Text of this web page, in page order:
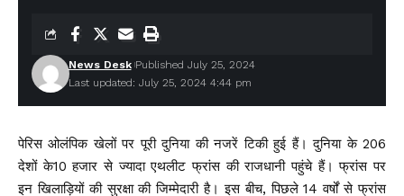
Last updated: July 25, 2024 4:44 pm
News Desk Published July 25, 2024
पेरिस ओलंपिक खेलों पर पूरी दुनिया की नजरें टिकी हुई हैं। दुनिया के 206
देशों के10 हजार से ज्यादा एथलीट फ्रांस की राजधानी पहुंचे हैं। फ्रांस पर
इन खिलाड़ियों की सुरक्षा की जिम्मेदारी है। इस बीच, पिछले 14 वर्षों से फ्रांस